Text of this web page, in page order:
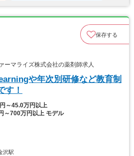
保存する
マライズ株式会社の薬剤師求人
や年次別研修など教育制
す！
～45.0万円以上
～700万円以上 モデル
沢駅